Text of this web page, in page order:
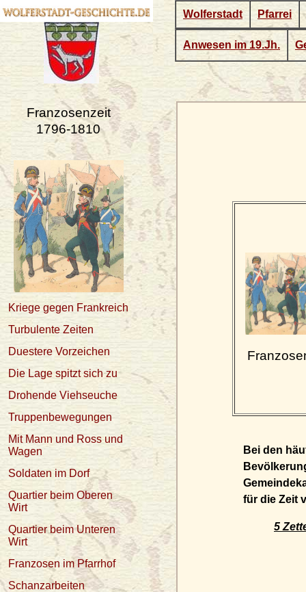
Bei den
für die Zeit
5
Wolferstadt Pfarrei
Anwesen im 19.Jh.
Franzosenzeit
1796-1810
Kriege gegen Frankreich
Turbulente Zeiten
Duestere Vorzeichen
Die Lage spitzt sich zu
Drohende Viehseuche
Truppenbewegungen
Mit Mann und Ross und
Wagen
Soldaten im Dorf
Quartier beim Oberen
Wirt
Quartier beim Unteren
Wirt
Franzosen im Pfarrhof
Schanzarbeiten